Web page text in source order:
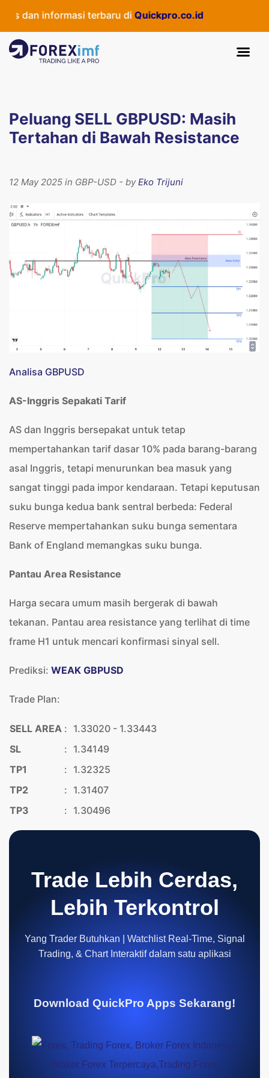
dan informasi terbaru diQuickpro.co.id
Peluang SELL GBPUSD: Masih
Tertahan di Bawah Resistance
12 May 2025 in GBP-USD - byEko Trijuni
Analisa GBPUSD
AS-Inggris Sepakati Tarif
AS dan Inggris bersepakat untuk tetap
mempertahankan tarif dasar 10% pada barang-barang
asal Inggris, tetapi menurunkan bea masuk yang
sangat tinggi pada impor kendaraan. Tetapi keputusan
suku bunga kedua bank sentral berbeda: Federal
Reserve mempertahankan suku bunga sementara
Bank of England memangkas suku bunga.
Pantau Area Resistance
Harga secara umum masih bergerak di bawah
tekanan. Pantau area resistance yang terlihat di time
frame H1 untuk mencari konfirmasi sinyal sell.
Prediksi: WEAK GBPUSD
Trade Plan:
SELL AREA : 1.33020 - 1.33443
SL
: 1.34149
TP1
: 1.32325
TP2
: 1.31407
TP3
: 1.30496
Trade Lebih Cerdas,
Lebih Terkontrol
Yang Trader Butuhkan | Watchlist Real-Time, Signal
Trading, & Chart Interaktif dalam satu aplikasi
Download QuickPro Apps Sekarang!